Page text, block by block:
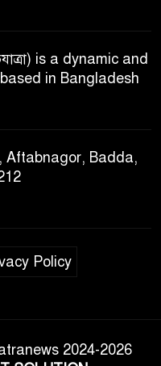
is a dynamic and
in Bangladesh
Aftabnagor, Badda,
Policy
2024-2026